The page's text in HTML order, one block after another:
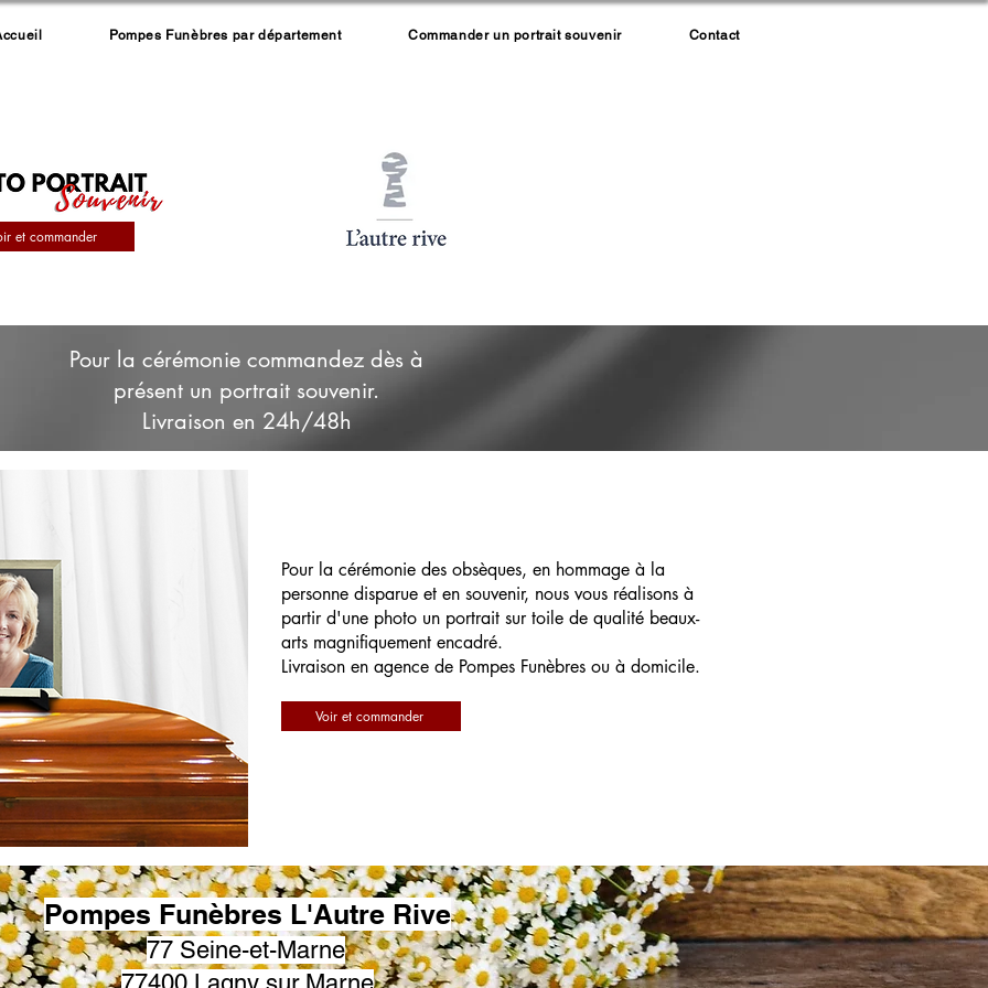
Pompes Funèbres par département Commander un portrait souvenir Contact
et commander
Pour la cérémonie commandez dès à
présent un portrait souvenir.
Livraison en 24h/48h
Pour la cérémonie des obsèques, en hommage à la
personne disparue et en souvenir, nous vous réalisons à
partir d'une photo un portrait sur toile de qualité beaux-
arts magnifiquement encadré.
Livraison en agence de Pompes Funèbres ou à domicile.
Voir et commander
Pompes Funèbres L'Autre Rive
77 Seine-et-Marne